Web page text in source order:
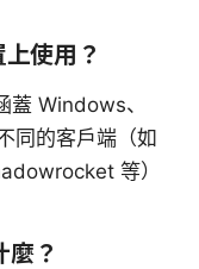
使用？
蓋 Windows、
同的客戶端（如
等）
麼？